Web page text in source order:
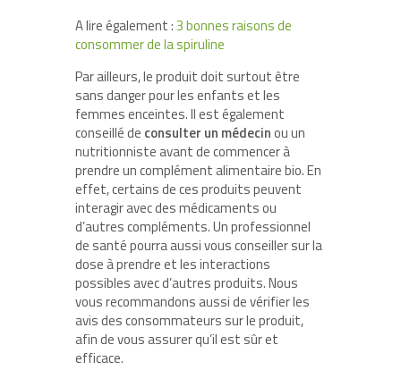
A lire également :3 bonnes raisons de
consommer de la spiruline
Par ailleurs, le produit doit surtout être
sans danger pour les enfants et les
femmes enceintes. Il est également
conseillé de consulter un médecinou un
nutritionniste avant de commencer à
prendre un complément alimentaire bio. En
effet, certains de ces produits peuvent
interagir avec des médicaments ou
d’autres compléments. Un professionnel
de santé pourra aussi vous conseiller sur la
dose à prendre et les interactions
possibles avec d’autres produits. Nous
vous recommandons aussi de vérifier les
avis des consommateurs sur le produit,
afin de vous assurer qu’il est sûr et
efficace.